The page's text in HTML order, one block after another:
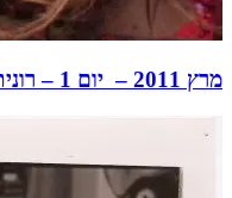
מרץ 2011 – יום 1 – רונית. התחלה